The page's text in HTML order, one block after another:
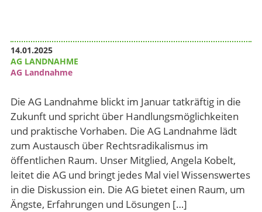
14.01.2025
AG LANDNAHME
AG Landnahme
Die AG Landnahme blickt im Januar tatkräftig in die
Zukunft und spricht über Handlungsmöglichkeiten
und praktische Vorhaben. Die AG Landnahme lädt
zum Austausch über Rechtsradikalismus im
öffentlichen Raum. Unser Mitglied, Angela Kobelt,
leitet die AG und bringt jedes Mal viel Wissenswertes
in die Diskussion ein. Die AG bietet einen Raum, um
Ängste, Erfahrungen und Lösungen […]